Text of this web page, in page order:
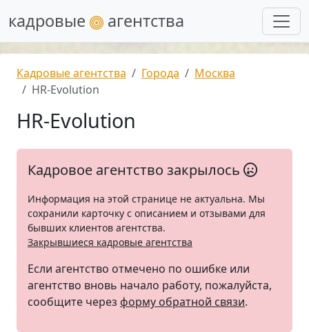
кадровые агентства
Кадровые агентства Города
Москва
HR-Evolution
HR-Evolution
Кадровое агентство закрылось
Информация на этой странице не актуальна. Мы
сохранили карточку с описанием и отзывами для
бывших клиентов агентства.
Закрывшиеся кадровые агентства
Если агентство отмечено по ошибке или
агентство вновь начало работу, пожалуйста,
сообщите через форму обратной связи.